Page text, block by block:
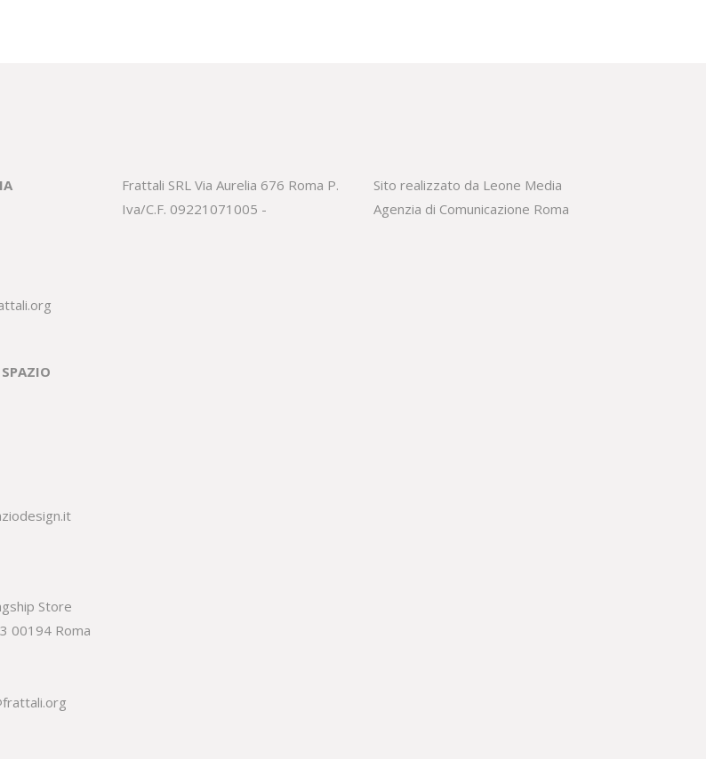
Store
00194 Roma
Frattali SRL Via Aurelia 676 Roma P.
Iva/C.F. 09221071005 -
Sito realizzato da Leone Media
Agenzia di Comunicazione Roma